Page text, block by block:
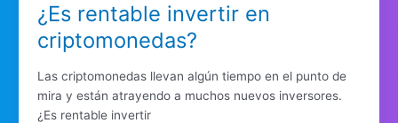
¿Es rentable invertir en
criptomonedas?
Las criptomonedas llevan algún tiempo en el punto de
mira y están atrayendo a muchos nuevos inversores.
¿Es rentable invertir